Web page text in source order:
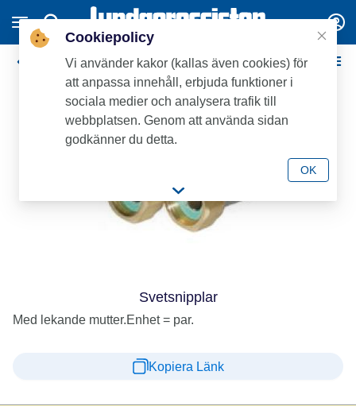
Danfoss
Svetsnipplar
Med lekande mutter.Enhet = par.
Kopiera Länk
Cookiepolicy
Vi använder kakor (kallas även cookies) för
att anpassa innehåll, erbjuda funktioner i
sociala medier och analysera trafik till
webbplatsen. Genom att använda sidan
godkänner du detta.
OK